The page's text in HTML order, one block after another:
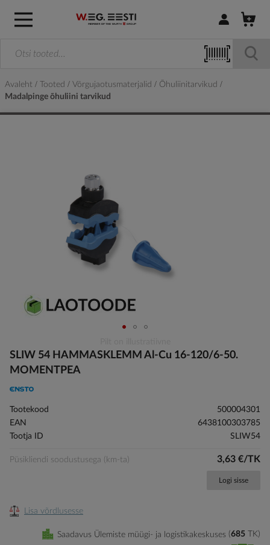
Logi sisse /
Avaleht Tooted Võrgujaotusmaterjalid
Õhuliinitarvikud
Madalpinge õhuliini tarvikud
to
the
of
images
gallery
SLIW 54 HAMMASKLEMM Al-Cu 16-120/6-50.
MOMENTPEA
Tootekood
500004301
EAN
6438100303785
Tootja ID
SLIW54
Püsikliendi soodustusega (km-ta) 3,63 €/TK
Logi sisse
Lisa võrdlusesse
Saadavus Ülemiste müügi- ja logistikakeskuses 685 TK